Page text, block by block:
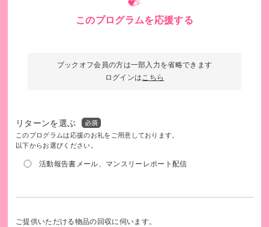
若者を取り巻く環境
10代の若者が、自分の人生を自ら考え、選び、一歩踏
アスリードでは、中学校や定時制高校、若者の居場所支援等
を行う団体などと連携し、学校の内外を問わず、若者と大人
の出逢いの場となる「職業講話」や「仕事体験」のコーディ
ネート、働く大人の”人生ドラマ”をまとめたキャリア教育支
校もあり、応援して下さる皆様からの会費やご寄付を中心に
このプログラムを応援する
ブックオフ会員の方は一部入力を省略できます
ログインはこちら
リターンを選ぶ
このプログラムは応援のお礼をご用意しております。
以下からお選びください。
活動報告書メール、マンスリーレポート配信
ご提供いただける物品の回収に伺います。